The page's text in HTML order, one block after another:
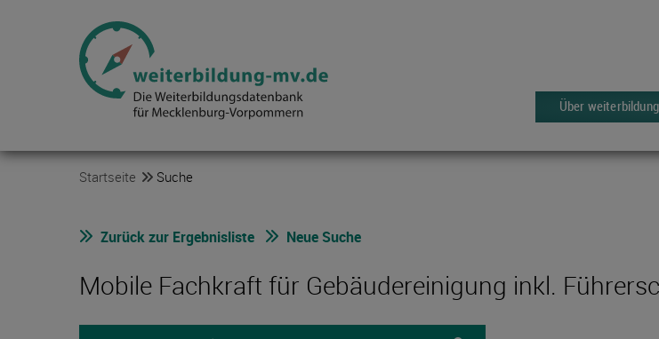
Über
Startseite Suche
Zurück zur Ergebnisliste Neue Suche
Mobile Fachkraft für Gebäudereinigung inkl.